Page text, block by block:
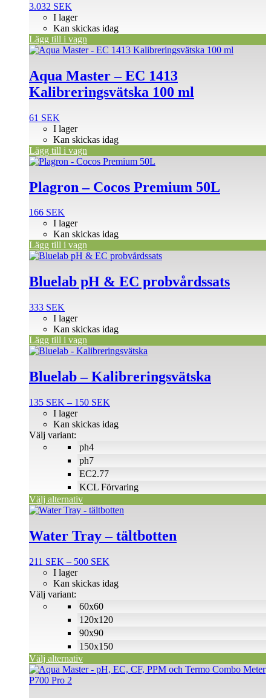
3.032 SEK
I lager
Kan skickas idag
Lägg till i vagn
Aqua Master – EC 1413
Kalibreringsvätska 100 ml
61 SEK
I lager
Kan skickas idag
Lägg till i vagn
Plagron – Cocos Premium 50L
166 SEK
I lager
Kan skickas idag
Lägg till i vagn
Bluelab pH & EC probvårdssats
333 SEK
I lager
Kan skickas idag
Lägg till i vagn
Bluelab – Kalibreringsvätska
135 SEK – 150 SEK
till
ph4
ph7
EC2.77
KCL Förvaring
I lager
Kan skickas idag
Välj variant:
Välj alternativ
Den
produkten
har
varianter.
olika
alternativen
Water Tray – tältbotten
211 SEK – 500 SEK
till
60x60
120x120
90x90
150x150
I lager
Kan skickas idag
Välj variant:
Välj alternativ
Den
produkten
har
varianter.
olika
alternativen